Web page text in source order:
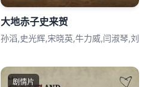
大地赤子史来贺
孙滔,史光辉,宋晓英,牛力威,闫淑琴,刘
剧情片